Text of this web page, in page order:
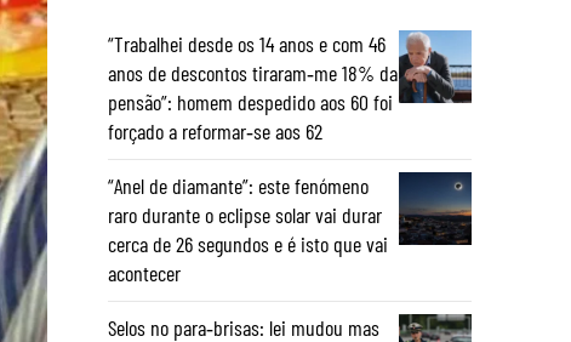
“Trabalhei desde os 14 anos e com 46
anos de descontos tiraram‑me 18% da
pensão”: homem despedido aos 60 foi
forçado a reformar‑se aos 62
“Anel de diamante”: este fenómeno
raro durante o eclipse solar vai durar
cerca de 26 segundos e é isto que vai
acontecer
Selos no para‑brisas: lei mudou mas